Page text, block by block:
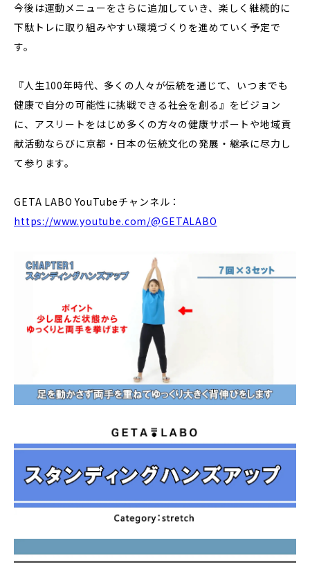
今後は運動メニューをさらに追加していき、楽しく継続的に
下駄トレに取り組みやすい環境づくりを進めていく予定で
す。
『人生100年時代、多くの人々が伝統を通じて、いつまでも
健康で自分の可能性に挑戦できる社会を創る』をビジョン
に、アスリートをはじめ多くの方々の健康サポートや地域貢
献活動ならびに京都・日本の伝統文化の発展・継承に尽力し
て参ります。
GETA LABO YouTubeチャンネル：
https://www.youtube.com/@GETALABO